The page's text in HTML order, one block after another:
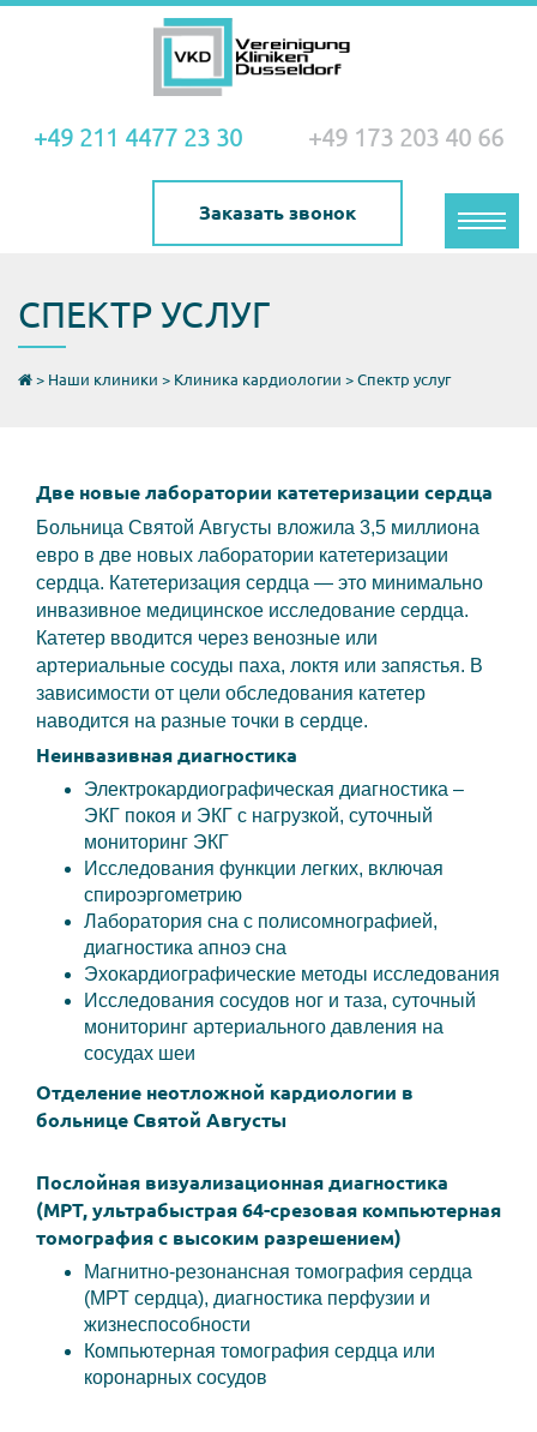
+49 211 4477 23 30 +49 173 203 40 66
Заказать звонок
Toggle
СПЕКТР УСЛУГ
> Наши клиники > Клиника кардиологии > Спектр услуг
Две новые лаборатории катетеризации сердца
Больница Святой Августы вложила 3,5 миллиона
евро в две новых лаборатории катетеризации
сердца. Катетеризация сердца — это минимально
инвазивное медицинское исследование сердца.
Катетер вводится через венозные или
артериальные сосуды паха, локтя или запястья. В
зависимости от цели обследования катетер
наводится на разные точки в сердце.
Неинвазивная диагностика
Электрокардиографическая диагностика –
ЭКГ покоя и ЭКГ с нагрузкой, суточный
мониторинг ЭКГ
Исследования функции легких, включая
спироэргометрию
Лаборатория сна с полисомнографией,
диагностика апноэ сна
Эхокардиографические методы исследования
Исследования сосудов ног и таза, суточный
мониторинг артериального давления на
сосудах шеи
Отделение неотложной кардиологии в
больнице Святой Августы
Послойная визуализационная диагностика
(МРТ, ультрабыстрая 64-срезовая компьютерная
томография с высоким разрешением)
Магнитно-резонансная томография сердца
(МРТ сердца), диагностика перфузии и
жизнеспособности
Компьютерная томография сердца или
коронарных сосудов